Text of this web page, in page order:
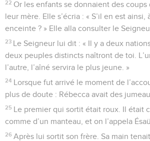
22 Or les enfants se donnaient des
leur mère. Elle s’écria : « S’il en est
enceinte ? » Elle alla consulter le
23 Le Seigneur lui dit : « Il y a deux
deux peuples distincts naîtront de toi.
l’autre, l’aîné servira le plus jeune. »
24 Lorsque fut arrivé le moment de
plus de doute : Rébecca avait des
25 Le premier qui sortit était roux. Il était
comme d’un manteau, et on l’appela Ésaü.
26 Après lui sortit son frère. Sa main